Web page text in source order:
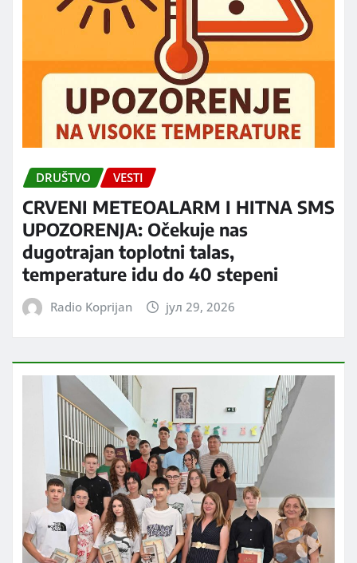
DRUŠTVO VESTI
CRVENI METEOALARM I HITNA SMS
UPOZORENJA: Očekuje nas
dugotrajan toplotni talas,
temperature idu do 40 stepeni
Radio Koprijan јул 29, 2026